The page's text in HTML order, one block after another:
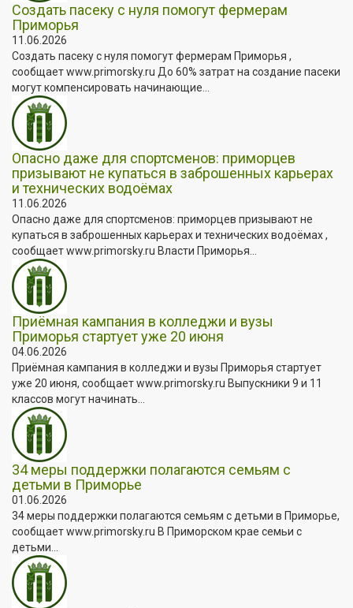
Создать пасеку с нуля помогут фермерам
Приморья
11.06.2026
Создать пасеку с нуля помогут фермерам Приморья ,
сообщает www.primorsky.ru До 60% затрат на создание пасеки
могут компенсировать начинающие...
Опасно даже для спортсменов: приморцев
призывают не купаться в заброшенных карьерах
и технических водоёмах
11.06.2026
Опасно даже для спортсменов: приморцев призывают не
купаться в заброшенных карьерах и технических водоёмах ,
сообщает www.primorsky.ru Власти Приморья...
Приёмная кампания в колледжи и вузы
Приморья стартует уже 20 июня
04.06.2026
Приёмная кампания в колледжи и вузы Приморья стартует
уже 20 июня, сообщает www.primorsky.ru Выпускники 9 и 11
классов могут начинать...
34 меры поддержки полагаются семьям с
детьми в Приморье
01.06.2026
34 меры поддержки полагаются семьям с детьми в Приморье,
сообщает www.primorsky.ru В Приморском крае семьи с
детьми...